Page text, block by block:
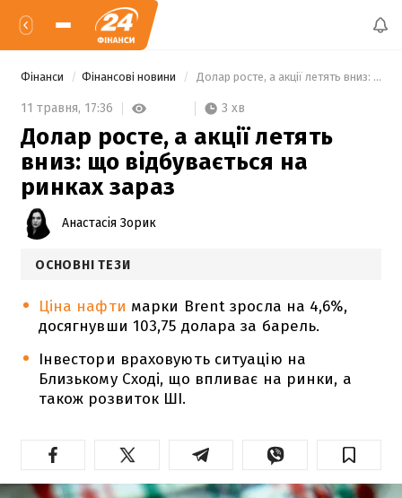
Фінанси Фінансові новини Долар росте, а акції летять вниз: що відбувається на ринках зараз
11 травня, 17:36 3 хв
Долар росте, а акції летять
вниз: що відбувається на
ринках зараз
Анастасія Зорик
ОСНОВНІ ТЕЗИ
Ціна нафти марки Brent зросла на 4,6%,
досягнувши 103,75 долара за барель.
Інвестори враховують ситуацію на
Близькому Сході, що впливає на ринки, а
також розвиток ШІ.